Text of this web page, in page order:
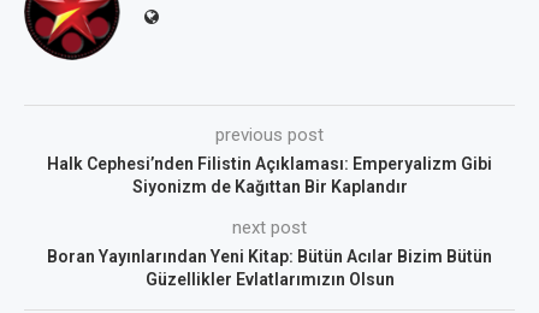
previous post
Halk Cephesi’nden Filistin Açıklaması: Emperyalizm Gibi
Siyonizm de Kağıttan Bir Kaplandır
next post
Boran Yayınlarından Yeni Kitap: Bütün Acılar Bizim Bütün
Güzellikler Evlatlarımızın Olsun